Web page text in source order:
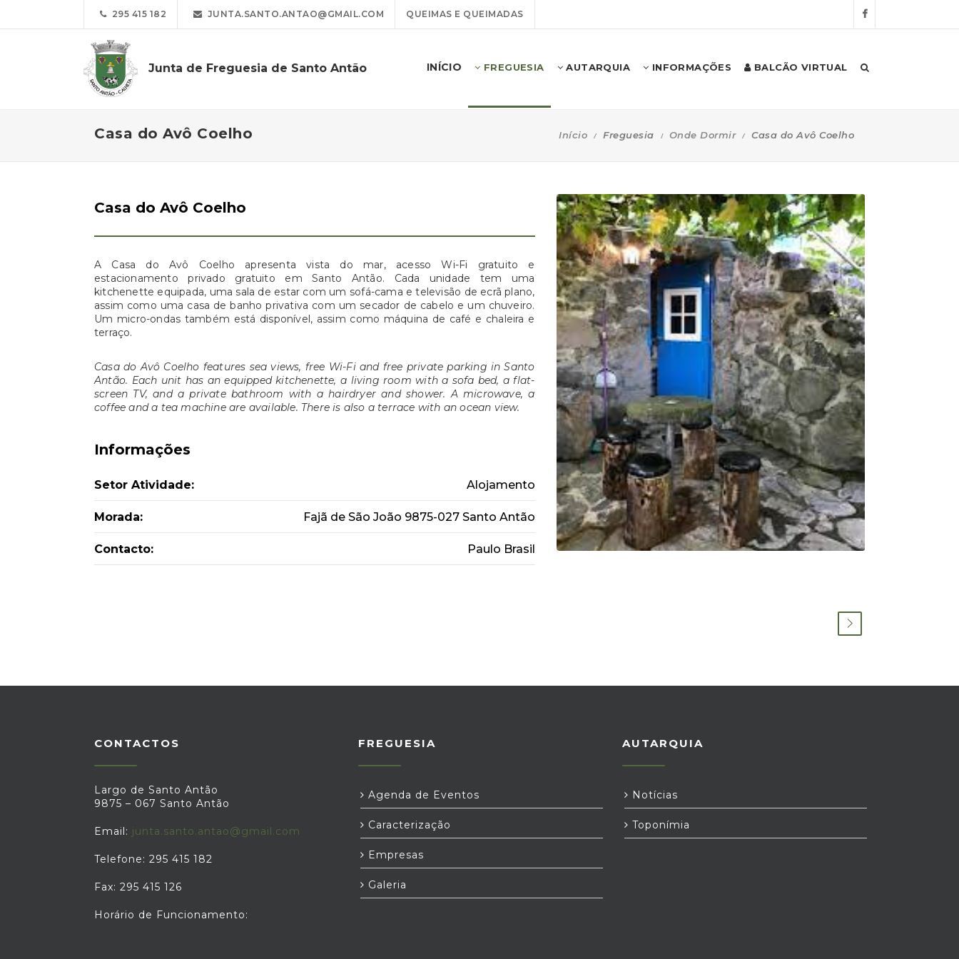
295 415 182 JUNTA.SANTO.ANTAO@GMAIL.COM QUEIMAS E QUEIMADAS
Junta de Freguesia de Santo Antão INÍCIO FREGUESIA AUTARQUIA INFORMAÇÕES BALCÃO VIRTUAL
Casa do Avô Coelho Início Freguesia Onde Dormir Casa do Avô Coelho
Casa do Avô Coelho
A Casa do Avô Coelho apresenta vista do mar, acesso Wi-Fi gratuito e
estacionamento privado gratuito em Santo Antão. Cada unidade tem uma
kitchenette equipada, uma sala de estar com um sofá-cama e televisão de ecrã plano,
assim como uma casa de banho privativa com um secador de cabelo e um chuveiro.
Um micro-ondas também está disponível, assim como máquina de café e chaleira e
terraço.
Casa do Avô Coelho features sea views, free Wi-Fi and free private parking in Santo
Antão. Each unit has an equipped kitchenette, a living room with a sofa bed, a flat-
screen TV, and a private bathroom with a hairdryer and shower. A microwave, a
coffee and a tea machine are available. There is also a terrace with an ocean view.
Informações
Setor Atividade: Alojamento
Morada: Fajã de São João 9875-027 Santo Antão
Contacto: Paulo Brasil
CONTACTOS
Largo de Santo Antão
9875 – 067 Santo Antão
Email: junta.santo.antao@gmail.com
Telefone: 295 415 182
Fax: 295 415 126
Horário de Funcionamento:
FREGUESIA
Agenda de Eventos
Caracterização
Empresas
Galeria
AUTARQUIA
Notícias
Toponímia